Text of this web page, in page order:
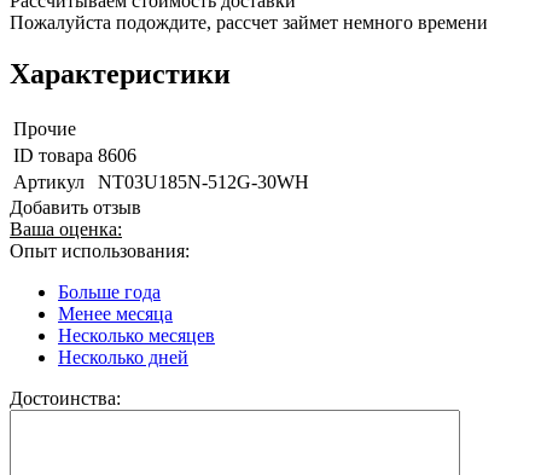
Пожалуйста подождите, рассчет займет немного времени
Характеристики
Прочие
ID товара 8606
Артикул
NT03U185N-512G-30WH
Добавить отзыв
Ваша оценка:
Опыт использования:
Больше года
Менее месяца
Несколько месяцев
Несколько дней
Достоинства: